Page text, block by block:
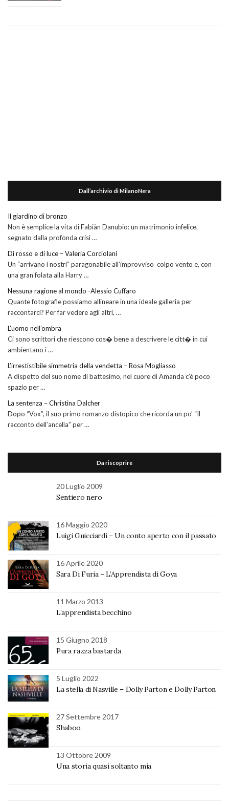
Dall’archivio di MilanoNera
Il giardino di bronzo
Non è semplice la vita di Fabiàn Danubio: un matrimonio infelice,
segnato dalla profonda crisi …
Di rosso e di luce – Valeria Corciolani
Un “arrivano i nostri” paragonabile all’improvviso colpo vento e, con
una gran folata alla Harry …
Nessuna ragione al mondo -Alessio Cuffaro
Quante fotografie possiamo allineare in una ideale galleria per
raccontarci? Per far vedere agli altri, …
L’uomo nell’ombra
Ci sono scrittori che riescono cos� bene a descrivere le citt� in cui
ambientano i …
L’irrestistibile simmetria della vendetta – Rosa Mogliasso
A dispetto del suo nome di battesimo, nel cuore di Amanda c’è poco
spazio per …
La sentenza – Christina Dalcher
Dopo “Vox”, il suo primo romanzo distopico che ricorda un po’ “Il
racconto dell’ancella” per …
Da riscoprire
20 Luglio 2009
Sentiero nero
16 Maggio 2020
Luigi Guicciardi – Un conto aperto con il passato
16 Aprile 2020
Sara Di Furia – L’Apprendista di Goya
11 Marzo 2013
L’apprendista becchino
15 Giugno 2018
Pura razza bastarda
5 Luglio 2022
La stella di Nasville – Dolly Parton e Dolly Parton
27 Settembre 2017
Shaboo
13 Ottobre 2009
Una storia quasi soltanto mia